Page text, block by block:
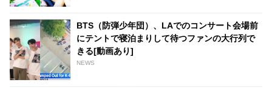
BTS（防弾少年団）、LAでのコンサート会場前
にテントで寝泊まりして待つファンの大行列で
きる[動画あり]
NEWS